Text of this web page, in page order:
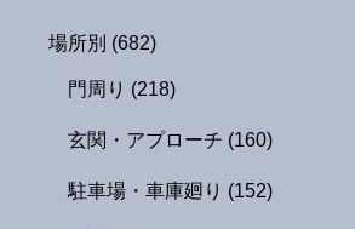
場所別 (682)
門周り (218)
玄関・アプローチ (160)
駐車場・車庫廻り (152)